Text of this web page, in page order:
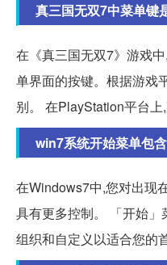
真三国无双7中菜单键
在《真三国无双7》游戏
单界面的按键。根据游戏
别。 在PlayStation平台上,
win7系统开始菜单包
在Windows7中,您对出现
具有更多控制。 「开始
组织和自定义以适合您的